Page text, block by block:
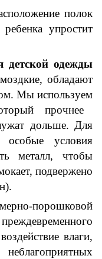
полок
упростит
одежды
обладают
Мы используем
ыйпрочнее
дольше. Для
условия
металл, чтобы
подвержено
порошковой
влаги,